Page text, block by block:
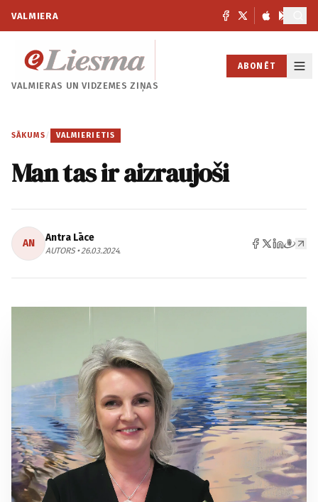
VALMIERA
VALMIERAS UNVIDZEMES ZIŅAS
ABONĒT
SĀKUMS / VALMIERIETIS
Man tas ir aizraujoši
AN Antra Lāce
AUTORS • 26.03.2024.